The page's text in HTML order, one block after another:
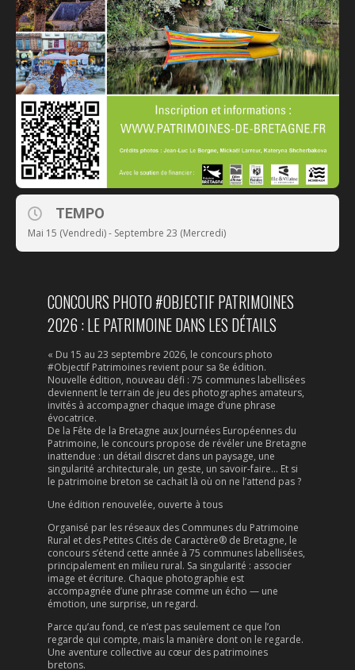
TEMPO
Mai 15 (Vendredi) - Septembre 23 (Mercredi)
CONCOURS PHOTO #OBJECTIF PATRIMOINES
2026 : LE PATRIMOINE DANS LES DÉTAILS
« Du 15 au 23 septembre 2026, le concours photo
#Objectif Patrimoines revient pour sa 8e édition.
Nouvelle édition, nouveau défi : 75 communes labellisées
deviennent le terrain de jeu des photographes amateurs,
invités à accompagner chaque image d’une phrase
évocatrice.
De la Fête de la Bretagne aux Journées Européennes du
Patrimoine, le concours propose de révéler une Bretagne
inattendue : un détail discret dans un paysage, une
singularité architecturale, un geste, un savoir-faire… Et si
le patrimoine breton se cachait là où on ne l’attend pas ?
Une édition renouvelée, ouverte à tous
Organisé par les réseaux des Communes du Patrimoine
Rural et des Petites Cités de Caractère® de Bretagne, le
concours s’étend cette année à 75 communes labellisées,
principalement en milieu rural. Sa singularité : associer
image et écriture. Chaque photographie est
accompagnée d’une phrase comme un écho — une
émotion, une surprise, un regard.
Parce qu’au fond, ce n’est pas seulement ce que l’on
regarde qui compte, mais la manière dont on le regarde.
Une aventure collective au cœur des patrimoines
bretons.